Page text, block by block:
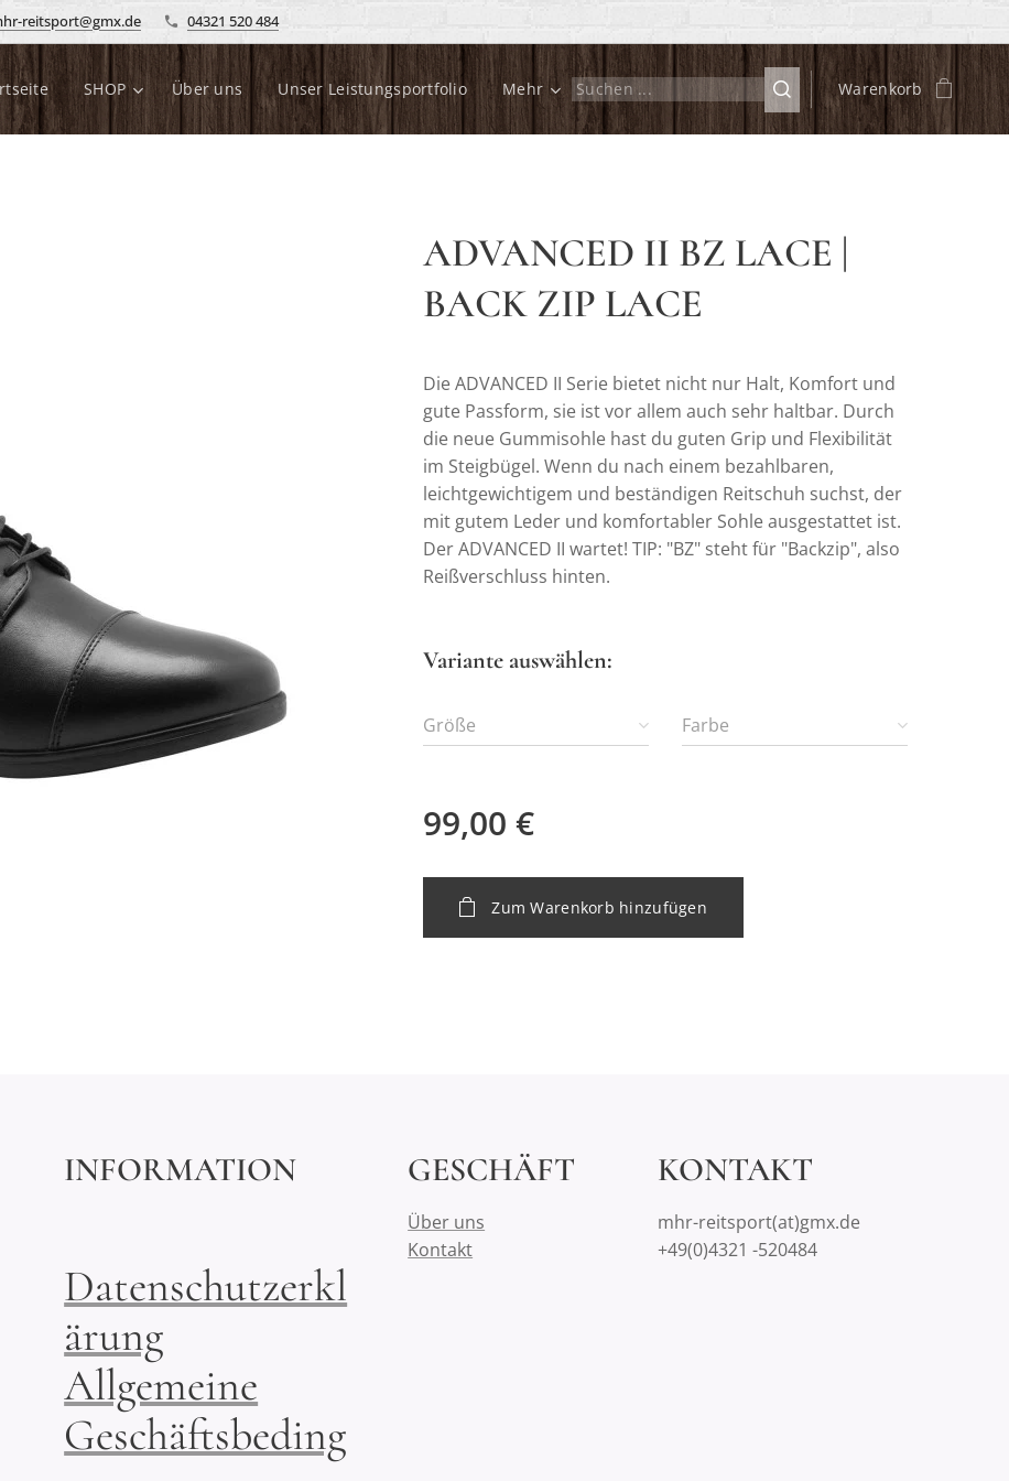
reitsport@gmx.de 04321 520 484
SHOP Über uns Unser Leistungsportfolio Mehr Warenkorb
ADVANCED II BZ LACE |
BACK ZIP LACE
Die ADVANCED II Serie bietet nicht nur Halt, Komfort und
gute Passform, sie ist vor allem auch sehr haltbar. Durch
die neue Gummisohle hast du guten Grip und Flexibilität
im Steigbügel. Wenn du nach einem bezahlbaren,
leichtgewichtigem und beständigen Reitschuh suchst, der
mit gutem Leder und komfortabler Sohle ausgestattet ist.
Der ADVANCED II wartet! TIP: "BZ" steht für "Backzip", also
Reißverschluss hinten.
Variante auswählen:
Größe Farbe
99,00 €
Zum Warenkorb hinzufügen
INFORMATION
Datenschutzerkl
ärung
Allgemeine
Geschäftsbeding
GESCHÄFT
Über uns
Kontakt
KONTAKT
mhr-reitsport(at)gmx.de
+49(0)4321 -520484